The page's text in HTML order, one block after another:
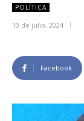
POLÍTICA
10 de julio, 2024
Facebook